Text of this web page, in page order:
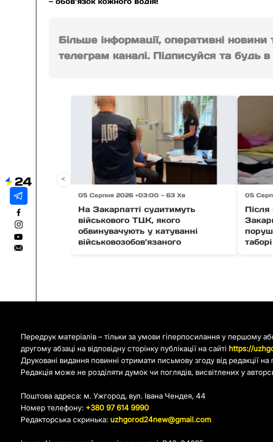
Більше інформації, оперативні
телеграм каналі. Підписуйся та будь в
05 Серпня 2026 +03:00 — 63 Хв
На Закарпатті судитимуть
військового ТЦК, якого
обвинувачують у катуванні
військовозобов’язаного
05
Після
<
Передрук матеріалів – тільки за умови гіперпосилання у першому
другому абзаці на відповідну сторінку публікації на сайті https://
Друковані видання повинні отримати письмову згоду від редакції на
Редакція може не розділяти думок чи поглядів, висвітлених у
Поштова адреса: м. Ужгород, вул. Івана Чендея, 44
Номер телефону: +380 97 614 9990
Редакторська скринька: uzhgorod24new@gmail.com